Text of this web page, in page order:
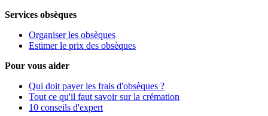
Services obsèques
Organiser les obsèques
Estimer le prix des obsèques
Pour vous aider
Qui doit payer les frais d'obsèques ?
Tout ce qu'il faut savoir sur la crémation
10 conseils d'expert